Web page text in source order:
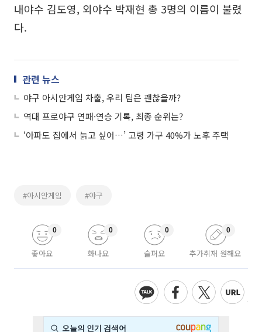
내야수 김도영, 외야수 박재현 총 3명의 이름이 불렸
다.
관련 뉴스
야구 아시안게임 차출, 우리 팀은 괜찮을까?
역대 프로야구 연패·연승 기록, 최종 순위는?
‘아파도 집에서 늙고 싶어…’ 고령 가구 40%가 노후 주택
#아시안게임 #야구
좋아요
0
화나요
0
슬퍼요
0
추가취재 원해요
0